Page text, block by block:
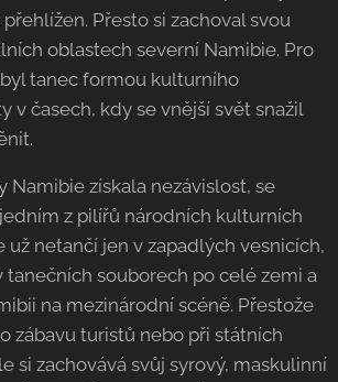
Přesto si zachoval svou
oblastech severní Namibie. Pro
tanec formou kulturního
v časech, kdy se vnější svět snažil
Namibie získala nezávislost, se
z pilířů národních kulturních
už netančí jen v zapadlých vesnicích,
tanečních souborech po celé zemi a
na mezinárodní scéně. Přestože
zábavu turistů nebo při státních
si zachovává svůj syrový, maskulinní